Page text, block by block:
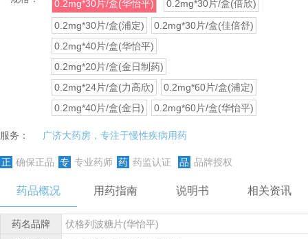
0.2mg*30片/盒(华怡平)
0.2mg*30片/盒(倍欣)
0.2mg*30片/盒(浦定)
0.2mg*30片/盒(佳倍舒)
0.2mg*40片/盒(华怡平)
0.2mg*20片/盒(金日制药)
0.2mg*24片/盒(力高欣)
0.2mg*60片/盒(浦定)
0.2mg*40片/盒(金日)
0.2mg*60片/盒(华怡平)
服务： 广济大药房，专注于慢性疾病用药
正 确保正品 专 专业药师 药 药监认证 品 品牌授权
药品概况 用药指南 说明书 相关资讯
药名品牌
伏格列波糖片(华怡平)